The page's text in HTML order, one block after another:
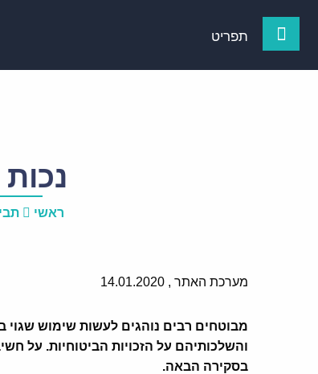
תפריט
ראשי
מערכת האתר , 14.01.2020
מבוטחים רבים נוהגים לעשות שימוש שגוי
והשלכותיהם על הזכויות הביטוחיות. על
בסקירה הבאה.